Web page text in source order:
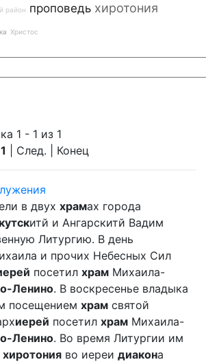
район проповедь хиротония
Христос
1 - 1 из 1
1 | След. | Конец
в двух храмах города
итй и Ангарскитй Вадим
Литургию. В день
и прочих Небесных Сил
посетил храм Михаила-
Ленино. В воскресенье владыка
посещением храм святой
иерей посетил храм Михаила-
Ленино. Во время Литургии им
хиротония во иереи диакона